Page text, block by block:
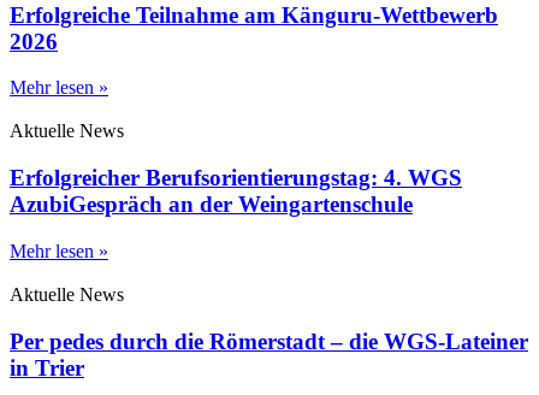
Erfolgreiche Teilnahme am Känguru-Wettbewerb
2026
Mehr lesen »
Aktuelle News
Erfolgreicher Berufsorientierungstag: 4. WGS
AzubiGespräch an der Weingartenschule
Mehr lesen »
Aktuelle News
Per pedes durch die Römerstadt – die WGS-Lateiner
in Trier